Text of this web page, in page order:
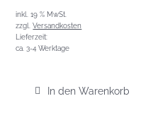
inkl. 19 % MwSt.
zzgl.Versandkosten
Lieferzeit:
ca. 3-4 Werktage
In den Warenkorb